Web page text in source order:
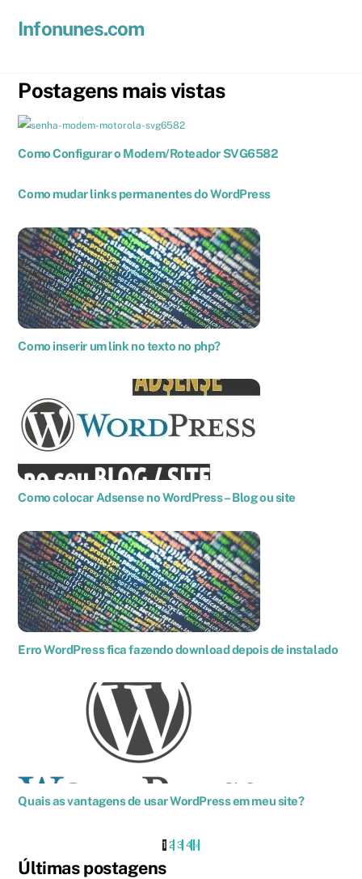
Infonunes.com
Postagens mais vistas
Como Configurar o Modem/Roteador SVG6582
Como mudar links permanentes do WordPress
Como inserir um link no texto no php?
Como colocar Adsense no WordPress – Blog ou site
Erro WordPress fica fazendo download depois de instalado
Quais as vantagens de usar WordPress em meu site?
1 2 3 4›»
Últimas postagens